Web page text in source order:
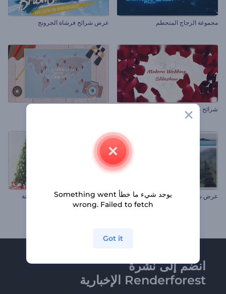
مجموعة الزجاج المتحطم عرض شرائح فرشاة الجرونج
شرائح عرض الزفاف العصري
عرض شرائح الإطارات البسيطة افتتاحية شجرة الكريسماس المزينة
انضم إلى نشرة
Renderforest الإخبارية
يوجد شيء ما خطأ Something went
wrong. Failed to fetch
Got it